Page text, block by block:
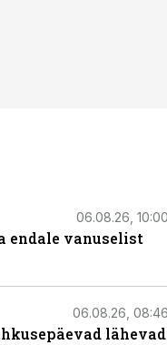
06.08.26, 10:00
endale vanuselist
06.08.26, 08:46
lähevad